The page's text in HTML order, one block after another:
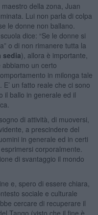
della zona, Juan
Lui non parla di colpa
le donne non ballano.
dice: “Se le donne si
o di non rimanere tutta la
sedia), allora è importante,
un certo
in milonga tale
un fatto reale che ci sono
il ballo in generale ed il
di attività, di muoversi,
a prescindere del
in generale ed in certi
corporalmente.
di svantaggio il mondo
e, spero di essere chiara,
sociale e culturale
cercare di recuperare il
Tango (visto che il fine è